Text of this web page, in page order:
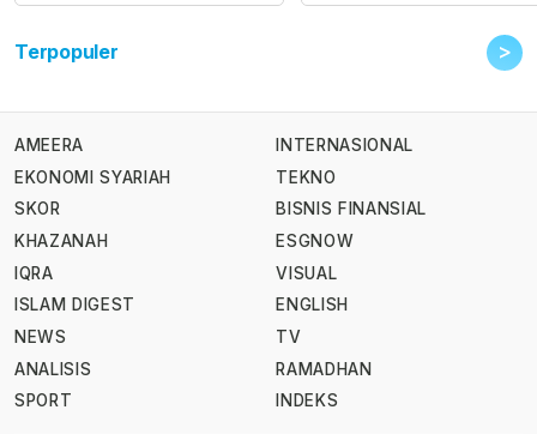
Terpopuler >
AMEERA
EKONOMI SYARIAH
SKOR
KHAZANAH
IQRA
ISLAM DIGEST
NEWS
ANALISIS
SPORT
INTERNASIONAL
TEKNO
BISNIS FINANSIAL
ESGNOW
VISUAL
ENGLISH
TV
RAMADHAN
INDEKS